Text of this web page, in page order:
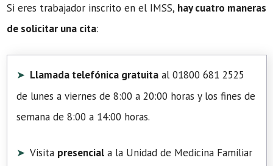
Si eres trabajador inscrito en el IMSS, hay cuatro maneras
de solicitar una cita:
Llamada telefónica gratuita al 01800 681 2525
de lunes a viernes de 8:00 a 20:00 horas y los fines de
semana de 8:00 a 14:00 horas.
Visita presencial a la Unidad de Medicina Familiar